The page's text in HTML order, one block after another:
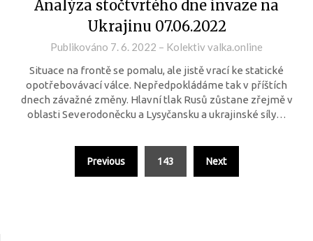
Analýza stočtvrtého dne invaze na
Ukrajinu 07.06.2022
Publikováno 7. 6. 2022 – Kolektiv valka.online
Situace na frontě se pomalu, ale jistě vrací ke statické
opotřebovávací válce. Nepředpokládáme tak v příštích
dnech závažné změny. Hlavní tlak Rusů zůstane zřejmě v
oblasti Severodoněcku a Lysyčansku a ukrajinské síly…
Previous 143 Next